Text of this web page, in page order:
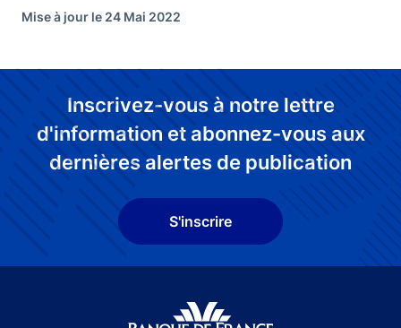
Mise à jour le 24 Mai 2022
Inscrivez-vous à notre lettre
d'information et abonnez-vous aux
dernières alertes de publication
S'inscrire